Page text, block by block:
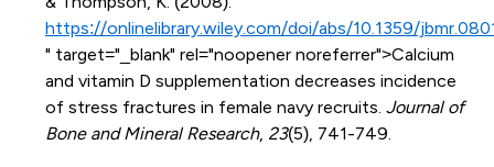
https://onlinelibrary.wiley.com/doi/abs/10.1359/
" target="_blank" rel="noopener noreferrer">Calcium
and vitamin D supplementation decreases incidence
of stress fractures in female navy recruits. Journal of
Bone and Mineral Research, 23(5), 741-749.